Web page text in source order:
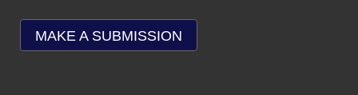
MAKE A SUBMISSION